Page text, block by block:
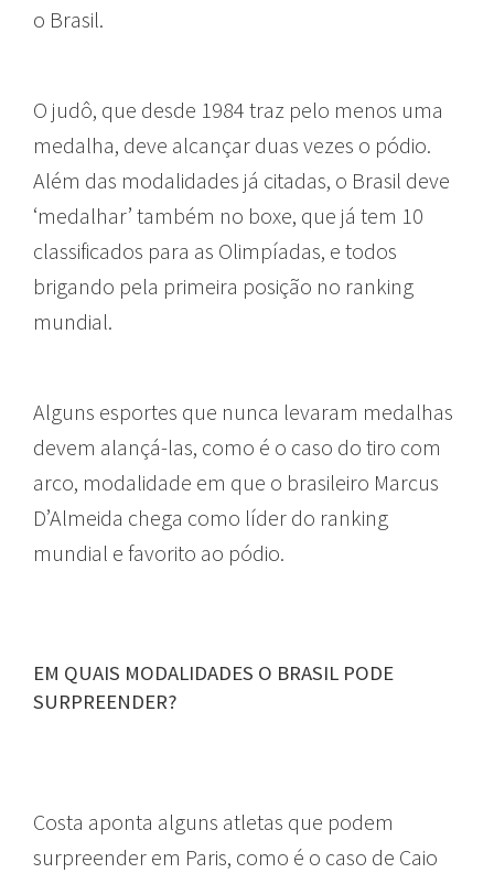
o Brasil.
O judô, que desde 1984 traz pelo menos uma
medalha, deve alcançar duas vezes o pódio.
Além das modalidades já citadas, o Brasil deve
‘medalhar’ também no boxe, que já tem 10
classificados para as Olimpíadas, e todos
brigando pela primeira posição no ranking
mundial.
Alguns esportes que nunca levaram medalhas
devem alançá-las, como é o caso do tiro com
arco, modalidade em que o brasileiro Marcus
D’Almeida chega como líder do ranking
mundial e favorito ao pódio.
EM QUAIS MODALIDADES O BRASIL PODE
SURPREENDER?
Costa aponta alguns atletas que podem
surpreender em Paris, como é o caso de Caio